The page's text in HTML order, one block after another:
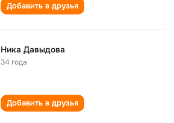
Добавить в друзья
Ника Давыдова
34 года
Добавить в друзья